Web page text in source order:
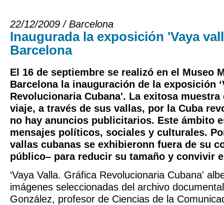
22/12/2009 / Barcelona
Inaugurada la exposición 'Vaya
Barcelona
El 16 de septiembre se realizó en el Museo
Barcelona la inauguración de la exposición
Revolucionaria Cubana'. La exitosa
viaje, a través de sus vallas, por la Cuba
no hay anuncios publicitarios. Este ámbito
mensajes políticos, sociales y culturales.
vallas cubanas se exhibieronn fuera de su
público– para reducir su tamaño y convivir
‘Vaya Valla. Gráfica Revolucionaria Cubana'
imágenes seleccionadas del archivo
González, profesor de Ciencias de la